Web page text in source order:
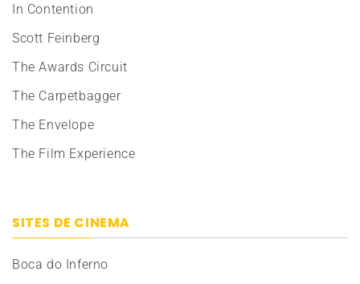
In Contention
Scott Feinberg
The Awards Circuit
The Carpetbagger
The Envelope
The Film Experience
SITES DE CINEMA
Boca do Inferno